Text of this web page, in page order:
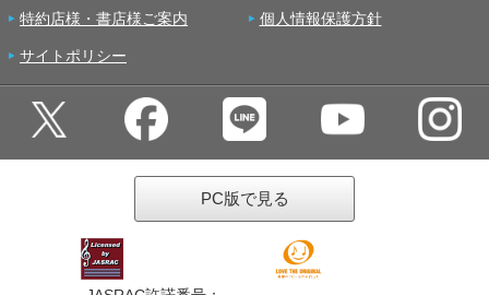
特約店様・書店様ご案内 個人情報保護方針
サイトポリシー
PC版で見る